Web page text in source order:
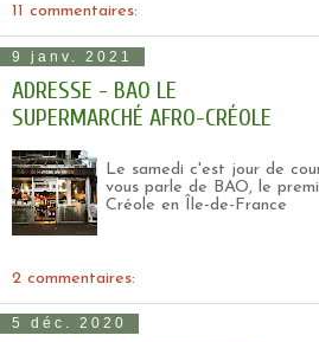
11 commentaires:
9 janv. 2021
ADRESSE - BAO LE
SUPERMARCHÉ AFRO-CRÉOLE
Le samedi c'est jour de
vous parle de BAO, le
Créole en Île-de-France
2 commentaires:
5 déc. 2020